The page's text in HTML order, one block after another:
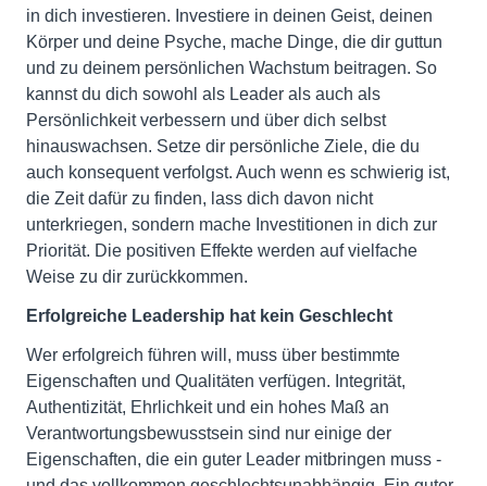
in dich investieren. Investiere in deinen Geist, deinen
Körper und deine Psyche, mache Dinge, die dir guttun
und zu deinem persönlichen Wachstum beitragen. So
kannst du dich sowohl als Leader als auch als
Persönlichkeit verbessern und über dich selbst
hinauswachsen. Setze dir persönliche Ziele, die du
auch konsequent verfolgst. Auch wenn es schwierig ist,
die Zeit dafür zu finden, lass dich davon nicht
unterkriegen, sondern mache Investitionen in dich zur
Priorität. Die positiven Effekte werden auf vielfache
Weise zu dir zurückkommen.
Erfolgreiche Leadership hat kein Geschlecht
Wer erfolgreich führen will, muss über bestimmte
Eigenschaften und Qualitäten verfügen. Integrität,
Authentizität, Ehrlichkeit und ein hohes Maß an
Verantwortungsbewusstsein sind nur einige der
Eigenschaften, die ein guter Leader mitbringen muss -